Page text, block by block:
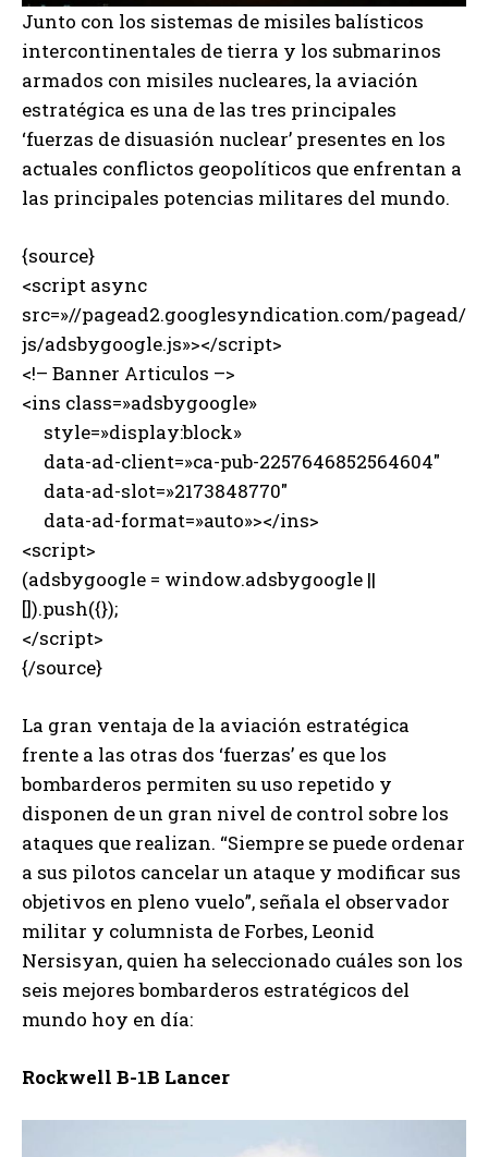
Junto con los sistemas de misiles balísticos
intercontinentales de tierra y los submarinos
armados con misiles nucleares, la aviación
estratégica es una de las tres principales
‘fuerzas de disuasión nuclear’ presentes en los
actuales conflictos geopolíticos que enfrentan a
las principales potencias militares del mundo.
{source}
<script async
src=»//pagead2.googlesyndication.com/pagead/
js/adsbygoogle.js»></script>
<!– Banner Articulos –>
<ins class=»adsbygoogle»
style=»display:block»
data-ad-client=»ca-pub-2257646852564604″
data-ad-slot=»2173848770″
data-ad-format=»auto»></ins>
<script>
(adsbygoogle = window.adsbygoogle ||
[]).push({});
</script>
{/source}
La gran ventaja de la aviación estratégica
frente a las otras dos ‘fuerzas’ es que los
bombarderos permiten su uso repetido y
disponen de un gran nivel de control sobre los
ataques que realizan. “Siempre se puede ordenar
a sus pilotos cancelar un ataque y modificar sus
objetivos en pleno vuelo”, señala el observador
militar y columnista de Forbes, Leonid
Nersisyan, quien ha seleccionado cuáles son los
seis mejores bombarderos estratégicos del
mundo hoy en día:
Rockwell B-1B Lancer